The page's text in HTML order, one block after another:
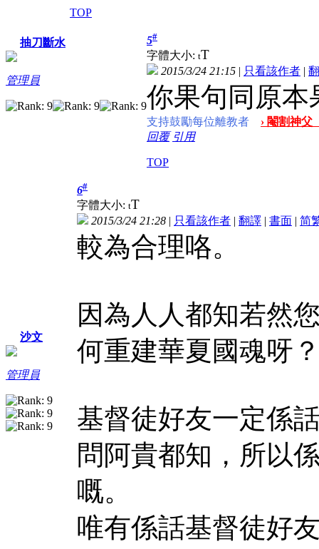
TOP
抽刀斷水
管理員
5#
字體大小: tT
2015/3/24 21:15 | 只看該作者 |
你果句同原本
支持鼓勵每位離教者
› 閹割神
回覆 引用
TOP
沙文
管理員
6#
字體大小: tT
2015/3/24 21:28 | 只看該作者 | 翻譯 | 書面 | 简
較為合理咯。
因為人人都知若然
何重建華夏國魂呀
基督徒好友一定係
問阿貴都知，所以
嘅。
唯有係話基督徒好